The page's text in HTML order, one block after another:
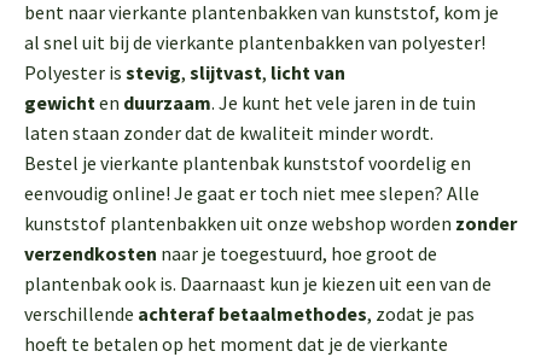
bent naar vierkante plantenbakken van kunststof, kom je
al snel uit bij de vierkante plantenbakken van polyester!
Polyester is stevig, slijtvast, licht van
gewichten duurzaam. Je kunt het vele jaren in de tuin
laten staan zonder dat de kwaliteit minder wordt.
Bestel je vierkante plantenbak kunststof voordelig en
eenvoudig online! Je gaat er toch niet mee slepen? Alle
kunststof plantenbakken uit onze webshop worden zonder
verzendkosten naar je toegestuurd, hoe groot de
plantenbak ook is. Daarnaast kun je kiezen uit een van de
verschillende achteraf betaalmethodes, zodat je pas
hoeft te betalen op het moment dat je de vierkante